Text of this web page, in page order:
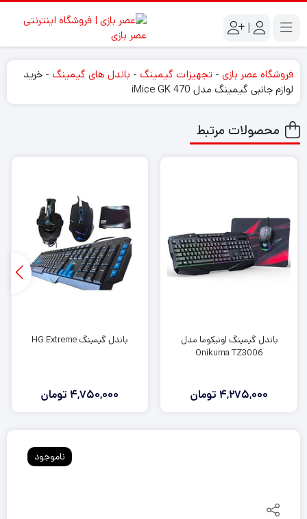
|
فروشگاه عصر بازی - تجهیزات گیمینگ - باندل های گیمینگ - خرید
لوازم جانبی گیمینگ مدل iMice GK 470
محصولات مرتبط
باندل گیمینگ اونیکوما مدل
Onikuma TZ3006
4,275,000 تومان
باندل گیمینگ HG Extreme
4,750,000 تومان
ناموجود